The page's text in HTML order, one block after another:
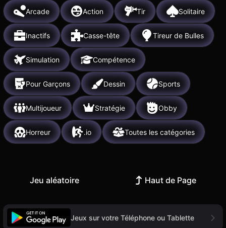
Arcade Action Tir Solitaire
Inactifs Casse-tête Tireur de Bulles
Simulation Compétence
Pour Garçons Dessin Sports
Multijoueur Stratégie Obby
Horreur .io Toutes les catégories
Jeu aléatoire Haut de Page
Jeux sur votre Téléphone ou Tablette